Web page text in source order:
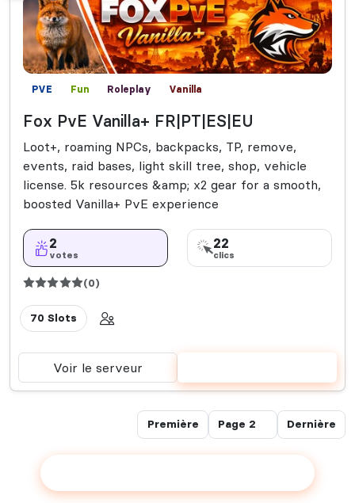
PVE Fun Roleplay Vanilla
Fox PvE Vanilla+ FR|PT|ES|EU
Loot+, roaming NPCs, backpacks, TP, remove,
events, raid bases, light skill tree, shop, vehicle
license. 5k resources &amp; x2 gear for a smooth,
boosted Vanilla+ PvE experience
2
votes
22
clics
(0)
70 Slots
Voir le serveur
Première Dernière